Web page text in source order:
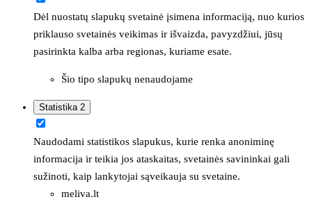
Dėl nuostatų slapukų svetainė įsimena informaciją, nuo kurios
priklauso svetainės veikimas ir išvaizda, pavyzdžiui, jūsų
pasirinkta kalba arba regionas, kuriame esate.
Šio tipo slapukų nenaudojame
Statistika 2
Naudodami statistikos slapukus, kurie renka anoniminę
informacija ir teikia jos ataskaitas, svetainės savininkai gali
sužinoti, kaip lankytojai sąveikauja su svetaine.
meliva.lt